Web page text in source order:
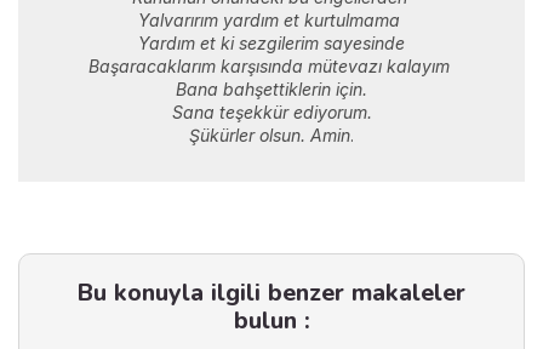
Yalvarırım yardım et kurtulmama
Yardım et ki sezgilerim sayesinde
Başaracaklarım karşısında mütevazı kalayım
Bana bahşettiklerin için.
Sana teşekkür ediyorum.
Şükürler olsun. Amin.
Bu konuyla ilgili benzer makaleler
bulun :